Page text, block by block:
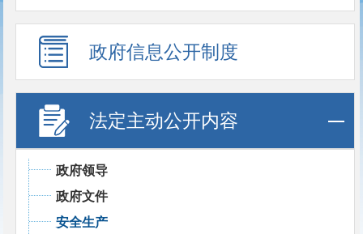
政府信息公开制度
法定主动公开内容
政府领导
政府文件
安全生产